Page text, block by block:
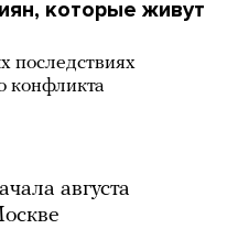
которые живут
последствиях
конфликта
августа